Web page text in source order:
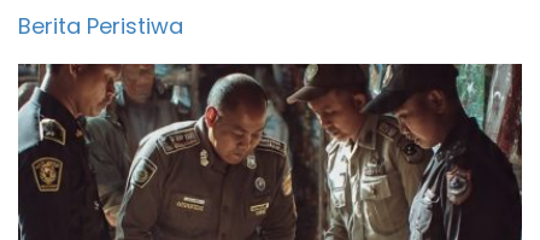
Berita Peristiwa